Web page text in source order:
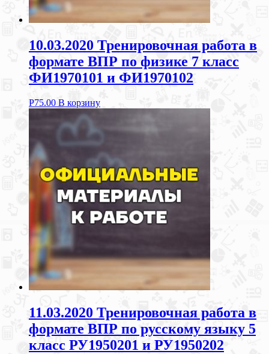
10.03.2020 Тренировочная работа в
формате ВПР по физике 7 класс
ФИ1970101 и ФИ1970102
Р75.00 В корзину
11.03.2020 Тренировочная работа в
формате ВПР по русскому языку 5
класс РУ1950201 и РУ1950202